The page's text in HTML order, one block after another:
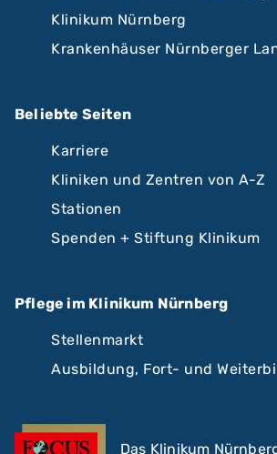
Klinikum Nürnberg
Krankenhäuser Nürnberger
Beliebte Seiten
Karriere
Kliniken und Zentren von A-Z
Stationen
Spenden + Stiftung Klinikum
Pflege im Klinikum Nürnberg
Stellenmarkt
Ausbildung, Fort- und
Das Klinikum